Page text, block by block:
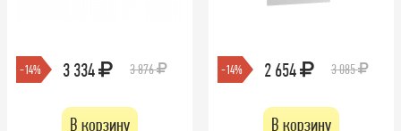
-14% 3 334 3 876
В корзину
-14% 2 654 3 085
В корзину